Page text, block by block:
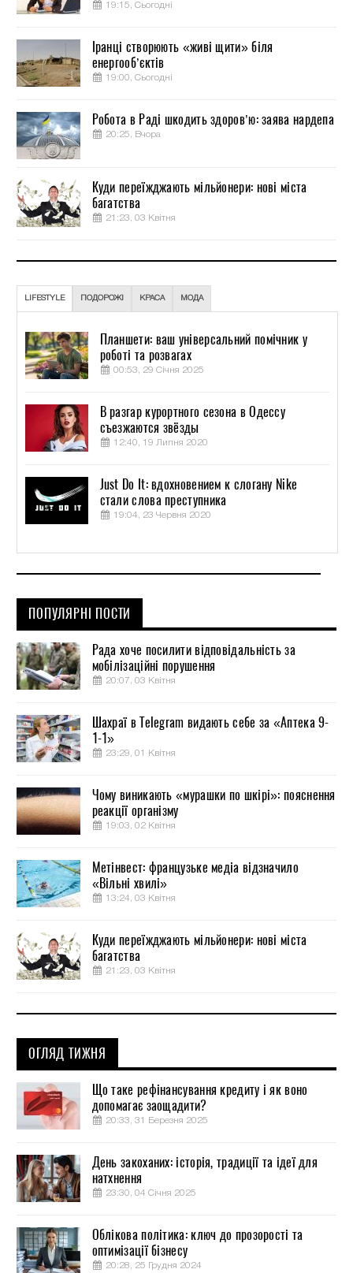
19:15, Сьогодні
Іранці створюють «живі щити» біля
енергооб’єктів
19:00, Сьогодні
Робота в Раді шкодить здоров’ю: заява нардепа
20:25, Вчора
Куди переїжджають мільйонери: нові міста
багатства
21:23, 03 Квітня
LIFESTYLE ПОДОРОЖІ КРАСА МОДА
Планшети: ваш універсальний помічник у
роботі та розвагах
00:53, 29 Січня 2025
В разгар курортного сезона в Одессу
съезжаются звёзды
12:40, 19 Липня 2020
Just Do It: вдохновением к слогану Nike
стали слова преступника
19:04, 23 Червня 2020
ПОПУЛЯРНІ ПОСТИ
Рада хоче посилити відповідальність за
мобілізаційні порушення
20:07, 03 Квітня
Шахраї в Telegram видають себе за «Аптека 9-
1-1»
23:29, 01 Квітня
Чому виникають «мурашки по шкірі»: пояснення
реакції організму
19:03, 02 Квітня
Метінвест: французьке медіа відзначило
«Вільні хвилі»
13:24, 03 Квітня
Куди переїжджають мільйонери: нові міста
багатства
21:23, 03 Квітня
ОГЛЯД ТИЖНЯ
Що таке рефінансування кредиту і як воно
допомагає заощадити?
20:33, 31 Березня 2025
День закоханих: історія, традиції та ідеї для
натхнення
23:30, 04 Січня 2025
Облікова політика: ключ до прозорості та
оптимізації бізнесу
20:28, 25 Грудня 2024